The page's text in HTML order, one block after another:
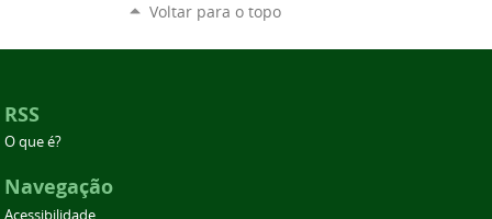
Voltar para o topo
RSS
O que é?
Navegação
Acessibilidade